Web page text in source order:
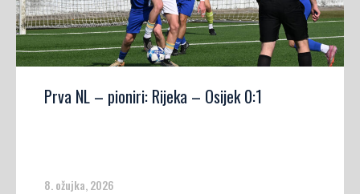
Prva NL – pioniri: Rijeka – Osijek 0:1
8. ožujka, 2026